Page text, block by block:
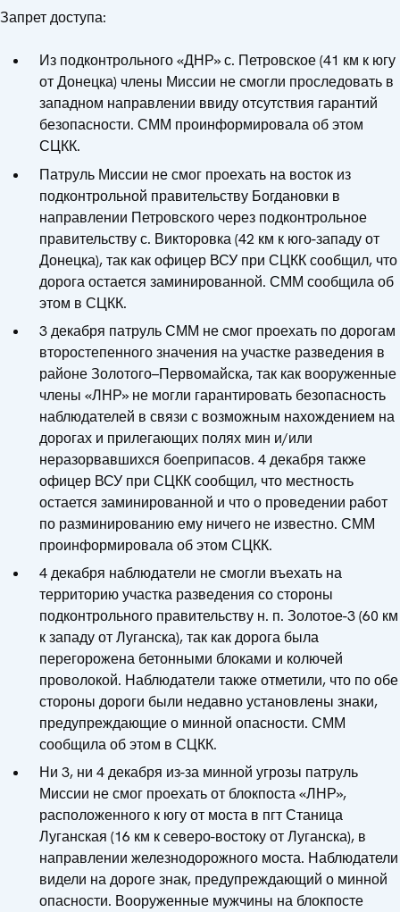
Запрет доступа:
Из подконтрольного «ДНР» с. Петровское (41 км к югу
от Донецка) члены Миссии не смогли проследовать в
западном направлении ввиду отсутствия гарантий
безопасности. СММ проинформировала об этом
СЦКК.
Патруль Миссии не смог проехать на восток из
подконтрольной правительству Богдановки в
направлении Петровского через подконтрольное
правительству с. Викторовка (42 км к юго-западу от
Донецка), так как офицер ВСУ при СЦКК сообщил, что
дорога остается заминированной. СММ сообщила об
этом в СЦКК.
3 декабря патруль СММ не смог проехать по дорогам
второстепенного значения на участке разведения в
районе Золотого–Первомайска, так как вооруженные
члены «ЛНР» не могли гарантировать безопасность
наблюдателей в связи с возможным нахождением на
дорогах и прилегающих полях мин и/или
неразорвавшихся боеприпасов. 4 декабря также
офицер ВСУ при СЦКК сообщил, что местность
остается заминированной и что о проведении работ
по разминированию ему ничего не известно. СММ
проинформировала об этом СЦКК.
4 декабря наблюдатели не смогли въехать на
территорию участка разведения со стороны
подконтрольного правительству н. п. Золотое-3 (60 км
к западу от Луганска), так как дорога была
перегорожена бетонными блоками и колючей
проволокой. Наблюдатели также отметили, что по обе
стороны дороги были недавно установлены знаки,
предупреждающие о минной опасности. СММ
сообщила об этом в СЦКК.
Ни 3, ни 4 декабря из-за минной угрозы патруль
Миссии не смог проехать от блокпоста «ЛНР»,
расположенного к югу от моста в пгт Станица
Луганская (16 км к северо-востоку от Луганска), в
направлении железнодорожного моста. Наблюдатели
видели на дороге знак, предупреждающий о минной
опасности. Вооруженные мужчины на блокпосте